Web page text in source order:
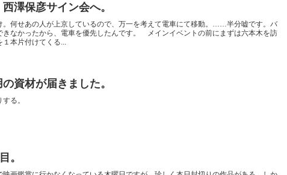
澤保彦サイン会へ。
。何せあの人が上京しているので、万一を考えて電車にて移動。……半分嘘です。バ
きなかったから、電車を優先したんです。 メインイベントの前にまずは六本木を訪
１本片付けてくる...
資材が届きました。
る。
。